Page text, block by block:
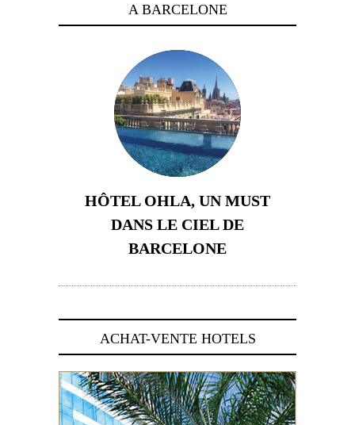
A BARCELONE
HÔTEL OHLA, UN MUST
DANS LE CIEL DE
BARCELONE
ACHAT-VENTE HOTELS